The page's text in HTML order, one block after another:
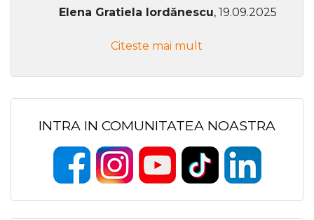
Elena Gratiela Iordănescu, 19.09.2025
Citeste mai mult
INTRA IN COMUNITATEA NOASTRA